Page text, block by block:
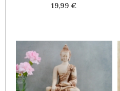
Price
19,99 €